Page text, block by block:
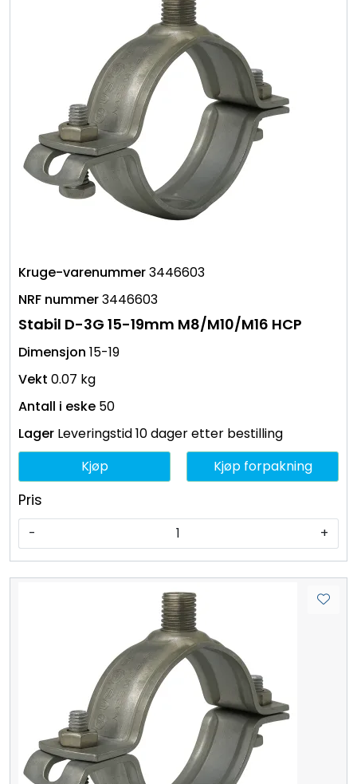
3446603
3446603
Stabil D-3G 15-19mm M8/M10/M16 HCP
15-19
0.07 kg
50
Leveringstid 10 dager etter bestilling
Pris
- +
Kjøp Kjøp forpakning